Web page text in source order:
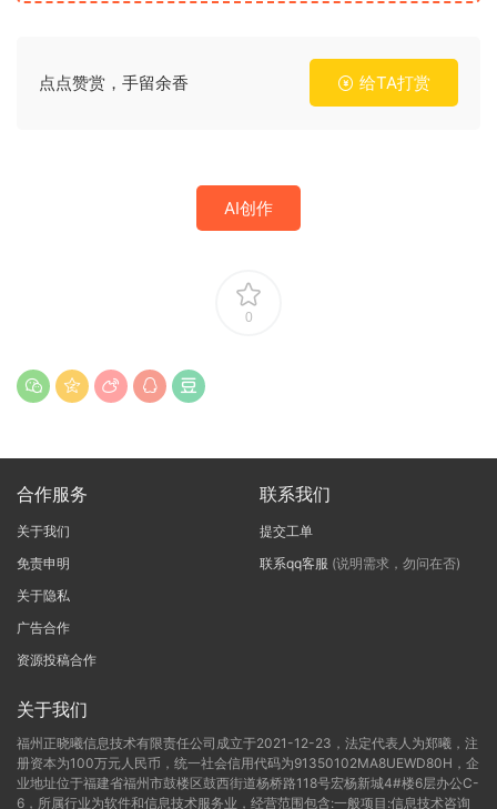
点点赞赏，手留余香 给TA打赏
AI创作
0
合作服务
关于我们
免责申明
关于隐私
广告合作
资源投稿合作
联系我们
提交工单
联系qq客服 (说明需求，勿问在否)
关于我们
福州正晓曦信息技术有限责任公司成立于2021-12-23，法定代表人为郑曦，注
册资本为100万元人民币，统一社会信用代码为91350102MA8UEWD80H，企
业地址位于福建省福州市鼓楼区鼓西街道杨桥路118号宏杨新城4#楼6层办公C-
6，所属行业为软件和信息技术服务业，经营范围包含:一般项目:信息技术咨询